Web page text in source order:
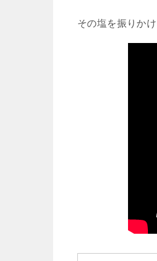
その塩を振りか